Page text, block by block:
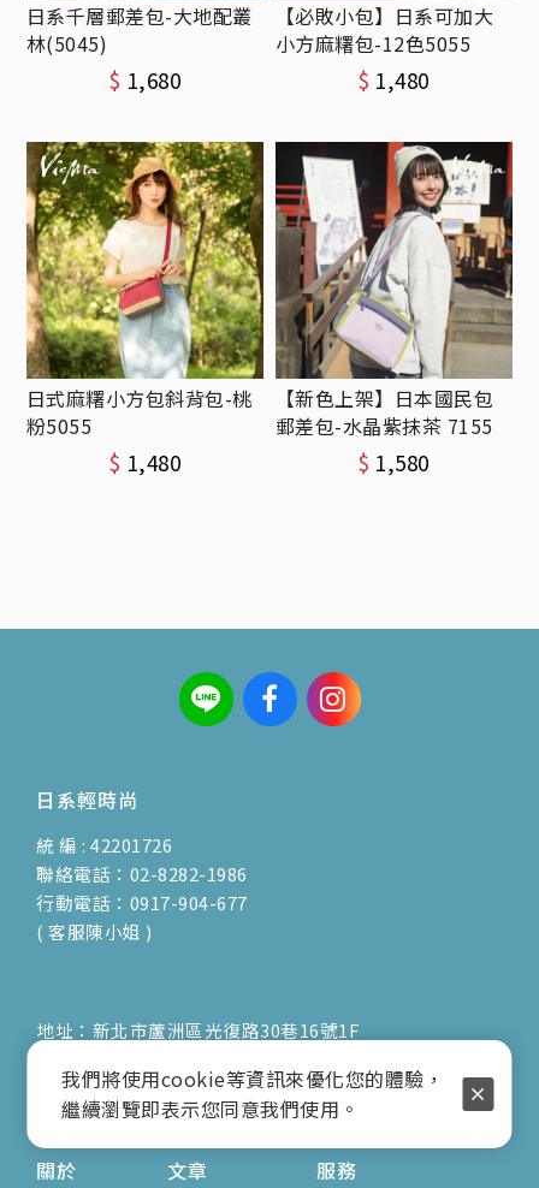
日系千層郵差包-大地配叢
林(5045)
$ 1,680
【必敗小包】日系可加大
小方麻糬包-12色5055
$ 1,480
日式麻糬小方包斜背包-桃
粉5055
$ 1,480
【新色上架】日本國民包
郵差包-水晶紫抹茶 7155
$ 1,580
日系輕時尚
統 編 : 42201726
聯絡電話：02-8282-1986
行動電話：0917-904-677
( 客服陳小姐 )
地址：新北市蘆洲區光復路30巷16號1F
營業時間：9:00am-17:00pm
( 公休日詳見臉書粉專置頂文 )
關於 文章 服務
我們將使用cookie等資訊來優化您的體驗，
繼續瀏覽即表示您同意我們使用。